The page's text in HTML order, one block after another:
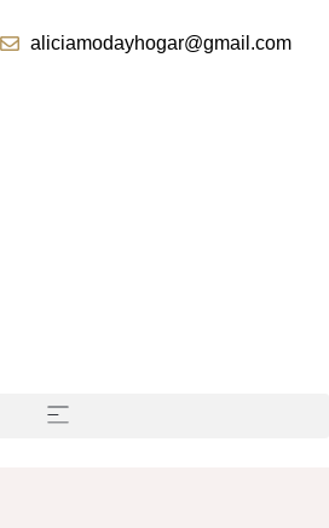
aliciamodayhogar@gmail.com